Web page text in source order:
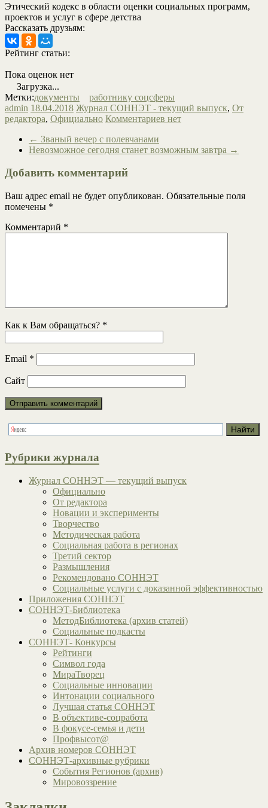
Этический кодекс в области оценки социальных программ,
проектов и услуг в сфере детства
Рассказать друзьям:
Рейтинг статьи:
Пока оценок нет
Загрузка...
Метки:документы
работнику соцсферы
admin 18.04.2018 Журнал СОННЭТ - текущий выпуск, От
редактора, Официально Комментариев нет
← Званый вечер с полевчанами
Невозможное сегодня станет возможным завтра →
Добавить комментарий
Ваш адрес email не будет опубликован. Обязательные поля
помечены *
Комментарий *
Как к Вам обращаться? *
Email *
Сайт
Рубрики журнала
Журнал СОННЭТ — текущий выпуск
Официально
От редактора
Новации и эксперименты
Творчество
Методическая работа
Социальная работа в регионах
Третий сектор
Размышления
Рекомендовано СОННЭТ
Социальные услуги с доказанной эффективностью
Приложения СОННЭТ
СОННЭТ-Библиотека
МетодБиблиотека (архив статей)
Социальные подкасты
СОННЭТ- Конкурсы
Рейтинги
Символ года
МираТворец
Социальные инновации
Интонации социального
Лучшая статья СОННЭТ
В объективе-соцработа
В фокусе-семья и дети
Профвысот@
Архив номеров СОННЭТ
СОННЭТ-архивные рубрики
События Регионов (архив)
Мировоззрение